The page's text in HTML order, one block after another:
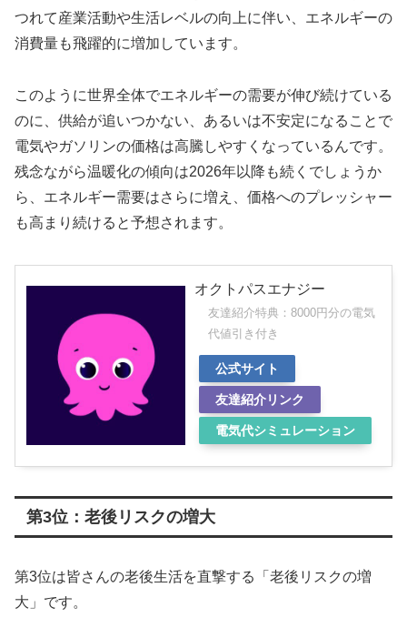
つれて産業活動や生活レベルの向上に伴い、エネルギーの
消費量も飛躍的に増加しています。
このように世界全体でエネルギーの需要が伸び続けている
のに、供給が追いつかない、あるいは不安定になることで
電気やガソリンの価格は高騰しやすくなっているんです。
残念ながら温暖化の傾向は2026年以降も続くでしょうか
ら、エネルギー需要はさらに増え、価格へのプレッシャー
も高まり続けると予想されます。
オクトパスエナジー
友達紹介特典：8000円分の電気
代値引き付き
公式サイト
友達紹介リンク
電気代シミュレーション
第3位：老後リスクの増大
第3位は皆さんの老後生活を直撃する「老後リスクの増
大」です。